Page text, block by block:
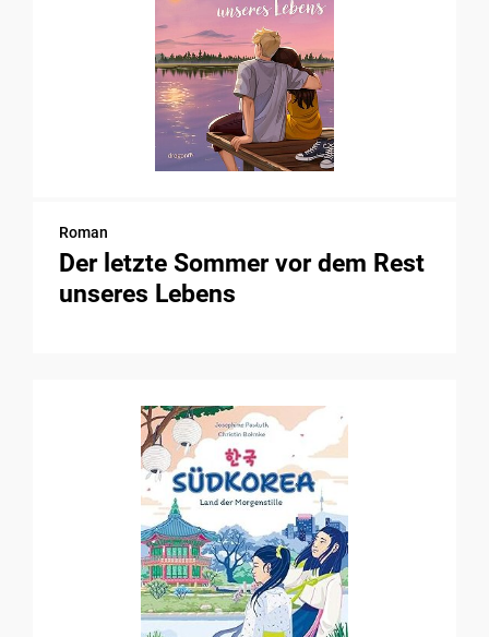
Roman
Der letzte Sommer vor dem Rest
unseres Lebens